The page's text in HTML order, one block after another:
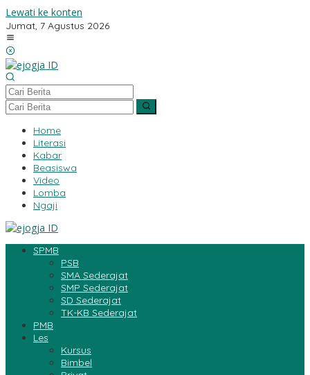
Lewati ke konten
Jumat, 7 Agustus 2026
Home
Literasi
Kabar
Beasiswa
Video
Lomba
Ngaji
SPMB
PSB
SMA Sederajat
SMP Sederajat
SD Sederajat
TK-KB Sederajat
PMB
Les
Kursus
Bimbel